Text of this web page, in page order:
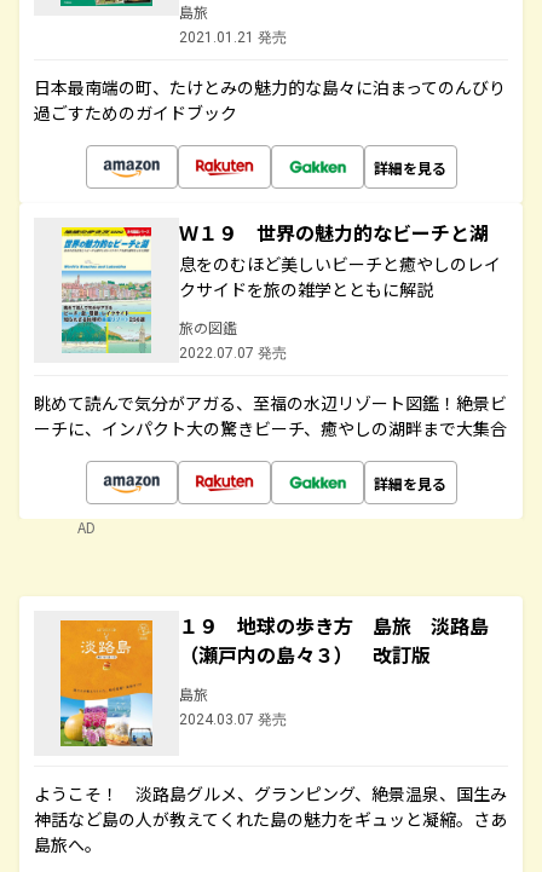
島旅
2021.01.21 発売
日本最南端の町、たけとみの魅力的な島々に泊まってのんびり
過ごすためのガイドブック
詳細を見る
Ｗ１９ 世界の魅力的なビーチと湖
息をのむほど美しいビーチと癒やしのレイ
クサイドを旅の雑学とともに解説
旅の図鑑
2022.07.07 発売
眺めて読んで気分がアガる、至福の水辺リゾート図鑑！絶景ビ
ーチに、インパクト大の驚きビーチ、癒やしの湖畔まで大集合
詳細を見る
AD
１９ 地球の歩き方 島旅 淡路島
（瀬戸内の島々３） 改訂版
島旅
2024.03.07 発売
ようこそ！ 淡路島グルメ、グランピング、絶景温泉、国生み
神話など島の人が教えてくれた島の魅力をギュッと凝縮。さあ
島旅へ。